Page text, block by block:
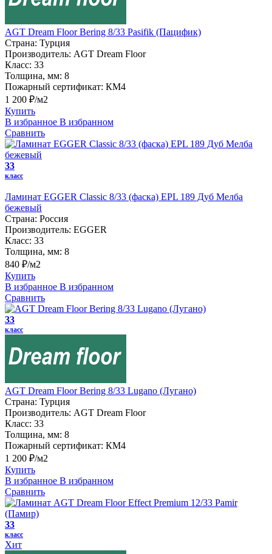
AGT Dream Floor Bering 8/33 Pasifik (Пацифик)
Страна: Турция
Производитель: AGT Dream Floor
Класс: 33
Толщина, мм: 8
Пожарный сертификат: КМ4
1 200 ₽/м2
Купить
В избранное В избранном
Сравнить
33
класс
Ламинат EGGER Classic 8/33 (фаска) EPL 189 Дуб Мелба
бежевый
Страна: Россия
Производитель: EGGER
Класс: 33
Толщина, мм: 8
840 ₽/м2
Купить
В избранное В избранном
Сравнить
33
класс
AGT Dream Floor Bering 8/33 Lugano (Лугано)
Страна: Турция
Производитель: AGT Dream Floor
Класс: 33
Толщина, мм: 8
Пожарный сертификат: КМ4
1 200 ₽/м2
Купить
В избранное В избранном
Сравнить
33
класс
Хит